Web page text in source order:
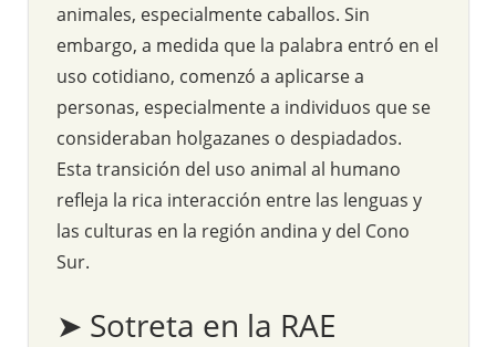
animales, especialmente caballos. Sin
embargo, a medida que la palabra entró en el
uso cotidiano, comenzó a aplicarse a
personas, especialmente a individuos que se
consideraban holgazanes o despiadados.
Esta transición del uso animal al humano
refleja la rica interacción entre las lenguas y
las culturas en la región andina y del Cono
Sur.
➤ Sotreta en la RAE